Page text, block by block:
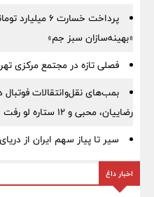
پرداخت خسارت ۶
«بهینه‌سازان سبز جم»
فصلی تازه در مجتمع مرکزی
بمب‌های نقل‌وانتقالات
رضاییان، محبی و ۱۲ ستاره لو رفت
سیر تا پیاز سهم ایران از
اخبار داغ